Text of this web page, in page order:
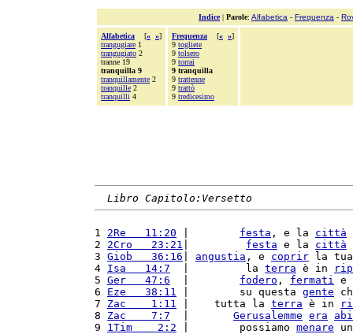
Indice| Parole: Alfabetica - Frequenza -
Alfabetica [« »]
trangugiare 1
trangugiato 2
tranne 19
tranquilla 9
tranquillamente 2
tranquille 2
tranquilli 4
Frequenza [« »]
9 togliete
9 tolsero
9 torrai
9 tranquilla
9 trattenne
9 trattò
9 tredicesimo
Libro Capitolo:Versetto
1 2Re   11:20 festa , e la città
2 2Cro   23:21 festa e la città
3 Giob   36:16 angustia , e coprir la
4 Isa   14:7
  |         la
terra è in
5 Ger   47:6 fodero , fermati e
6 Eze   38:11 |        su questa gente
7 Zac    1:11 |    tutta la terra è in
8 Zac    7:7 Gerusalemme era
9 1Tim    2:2 |        possiamo menare